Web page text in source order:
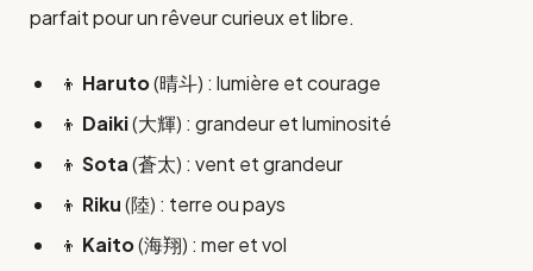
parfait pour un rêveur curieux et libre.
👦 Haruto(晴斗) : lumière et courage
👦 Daiki(大輝) : grandeur et luminosité
👦 Sota(蒼太) : vent et grandeur
👦 Riku(陸) : terre ou pays
👦 Kaito(海翔) : mer et vol